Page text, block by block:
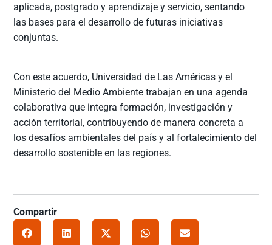
aplicada, postgrado y aprendizaje y servicio, sentando
las bases para el desarrollo de futuras iniciativas
conjuntas.
Con este acuerdo, Universidad de Las Américas y el
Ministerio del Medio Ambiente trabajan en una agenda
colaborativa que integra formación, investigación y
acción territorial, contribuyendo de manera concreta a
los desafíos ambientales del país y al fortalecimiento del
desarrollo sostenible en las regiones.
Compartir